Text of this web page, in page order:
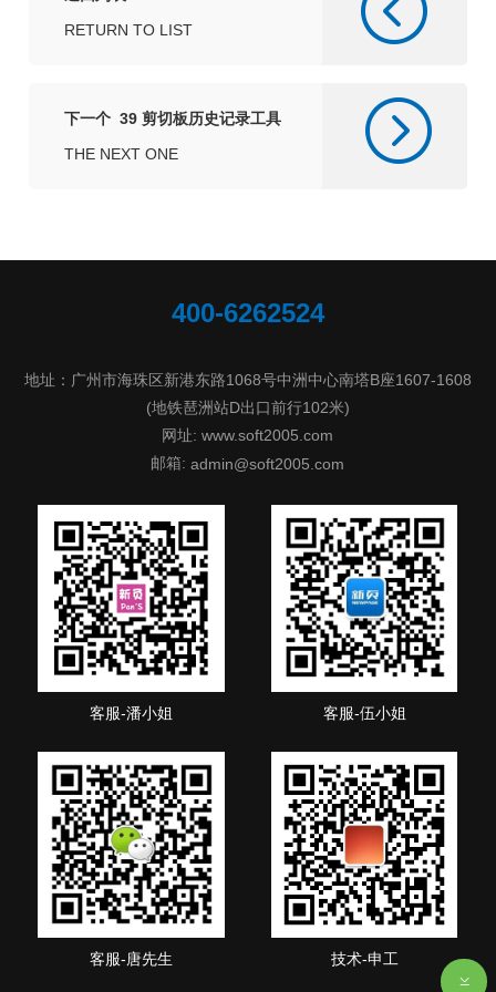
RETURN TO LIST
下一个 39 剪切板历史记录工具
THE NEXT ONE
400-6262524
地址：广州市海珠区新港东路1068号中洲中心南塔B座1607-1608
(地铁琶洲站D出口前行102米)
网址: www.soft2005.com
邮箱:admin@soft2005.com
客服-潘小姐 客服-伍小姐
客服-唐先生 技术-申工